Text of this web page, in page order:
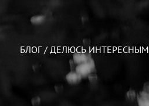
БЛОГ / ДЕЛЮСЬ ИНТЕРЕСНЫМ